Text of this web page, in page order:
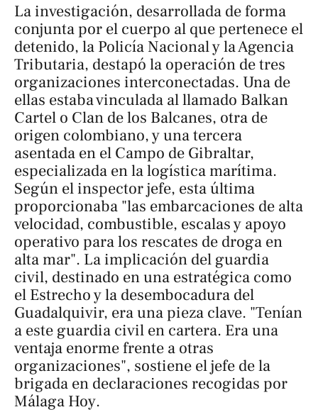
La investigación, desarrollada de forma
conjunta por el cuerpo al que pertenece el
detenido, la Policía Nacional y la Agencia
Tributaria, destapó la operación de tres
organizaciones interconectadas. Una de
ellas estaba vinculada al llamado Balkan
Cartel o Clan de los Balcanes, otra de
origen colombiano, y una tercera
asentada en el Campo de Gibraltar,
especializada en la logística marítima.
Según el inspector jefe, esta última
proporcionaba "las embarcaciones de alta
velocidad, combustible, escalas y apoyo
operativo para los rescates de droga en
alta mar". La implicación del guardia
civil, destinado en una estratégica como
el Estrecho y la desembocadura del
Guadalquivir, era una pieza clave. "Tenían
a este guardia civil en cartera. Era una
ventaja enorme frente a otras
organizaciones", sostiene el jefe de la
brigada en declaraciones recogidas por
Málaga Hoy.